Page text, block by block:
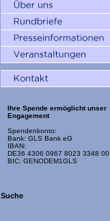
Ihre Spende ermöglicht unser
Engagement
Spendenkonto:
Bank: GLS Bank eG
IBAN:
DE36 4306 0967 8023 3348 00
BIC: GENODEM1GLS
Suche